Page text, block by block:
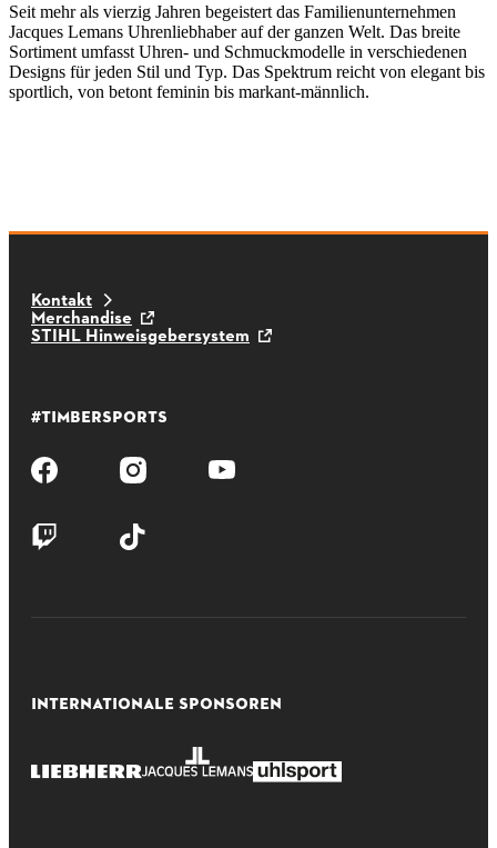
Seit mehr als vierzig Jahren begeistert das Familienunternehmen
Jacques Lemans Uhrenliebhaber auf der ganzen Welt. Das breite
Sortiment umfasst Uhren- und Schmuckmodelle in verschiedenen
Designs für jeden Stil und Typ. Das Spektrum reicht von elegant bis
sportlich, von betont feminin bis markant-männlich.
Kontakt
Merchandise
STIHL Hinweisgebersystem
#TIMBERSPORTS
INTERNATIONALE SPONSOREN